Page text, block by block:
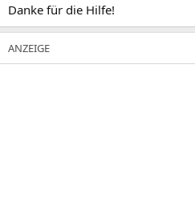
Danke für die Hilfe!